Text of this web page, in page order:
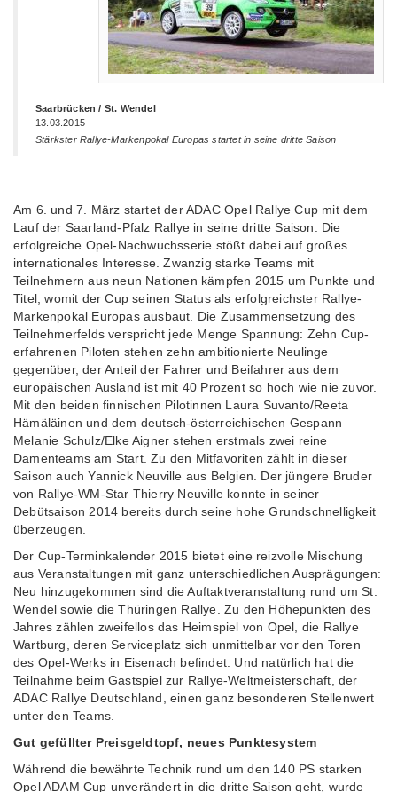
Saarbrücken / St. Wendel
13.03.2015
Stärkster Rallye-Markenpokal Europas startet in seine dritte Saison
Am 6. und 7. März startet der ADAC Opel Rallye Cup mit dem
Lauf der Saarland-Pfalz Rallye in seine dritte Saison. Die
erfolgreiche Opel-Nachwuchsserie stößt dabei auf großes
internationales Interesse. Zwanzig starke Teams mit
Teilnehmern aus neun Nationen kämpfen 2015 um Punkte und
Titel, womit der Cup seinen Status als erfolgreichster Rallye-
Markenpokal Europas ausbaut. Die Zusammensetzung des
Teilnehmerfelds verspricht jede Menge Spannung: Zehn Cup-
erfahrenen Piloten stehen zehn ambitionierte Neulinge
gegenüber, der Anteil der Fahrer und Beifahrer aus dem
europäischen Ausland ist mit 40 Prozent so hoch wie nie zuvor.
Mit den beiden finnischen Pilotinnen Laura Suvanto/Reeta
Hämäläinen und dem deutsch-österreichischen Gespann
Melanie Schulz/Elke Aigner stehen erstmals zwei reine
Damenteams am Start. Zu den Mitfavoriten zählt in dieser
Saison auch Yannick Neuville aus Belgien. Der jüngere Bruder
von Rallye-WM-Star Thierry Neuville konnte in seiner
Debütsaison 2014 bereits durch seine hohe Grundschnelligkeit
überzeugen.
Der Cup-Terminkalender 2015 bietet eine reizvolle Mischung
aus Veranstaltungen mit ganz unterschiedlichen Ausprägungen:
Neu hinzugekommen sind die Auftaktveranstaltung rund um St.
Wendel sowie die Thüringen Rallye. Zu den Höhepunkten des
Jahres zählen zweifellos das Heimspiel von Opel, die Rallye
Wartburg, deren Serviceplatz sich unmittelbar vor den Toren
des Opel-Werks in Eisenach befindet. Und natürlich hat die
Teilnahme beim Gastspiel zur Rallye-Weltmeisterschaft, der
ADAC Rallye Deutschland, einen ganz besonderen Stellenwert
unter den Teams.
Gut gefüllter Preisgeldtopf, neues Punktesystem
Während die bewährte Technik rund um den 140 PS starken
Opel ADAM Cup unverändert in die dritte Saison geht, wurde